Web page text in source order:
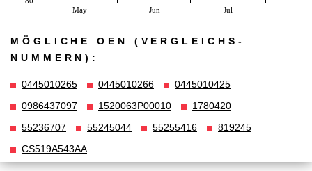
May Jun Jul
MÖGLICHE OEN (VERGLEICHS­
NUMMERN):
0445010265 0445010266
0445010425
0986437097
1520063P00010
1780420
55236707
55245044 55255416
819245
CS519A543AA